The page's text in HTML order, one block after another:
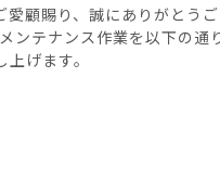
顧賜り、誠にありがとうご
テナンス作業を以下の通
げます。